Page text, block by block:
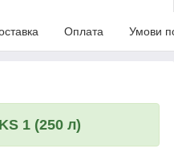
Оплата Умови
1 (250 л)